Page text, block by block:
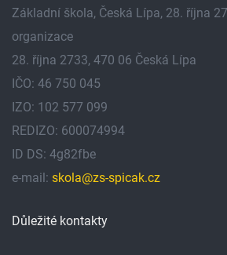
Základní škola, Česká Lípa, 28. října
organizace
28. října 2733, 470 06 Česká Lípa
IČO: 46 750 045
IZO: 102 577 099
REDIZO: 600074994
ID DS: 4g82fbe
e-mail: skola@zs-spicak.cz
Důležité kontakty